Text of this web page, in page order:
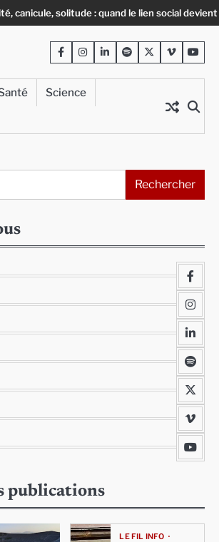
: quand le lien social devient essentiel
Facebook
Instagram
LinkedInSpotifyTwitterViméo
Science
Rechercher
publications
LE FIL INFO